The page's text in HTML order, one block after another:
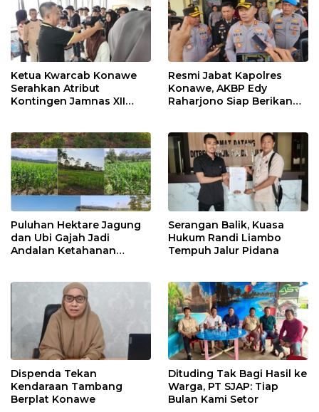
Ketua Kwarcab Konawe
Serahkan Atribut
Kontingen Jamnas XII
Resmi Jabat Kapolres
Konawe, AKBP Edy
Raharjono Siap Berikan
Puluhan Hektare Jagung
dan Ubi Gajah Jadi
Andalan Ketahanan
Serangan Balik, Kuasa
Hukum Randi Liambo
Tempuh Jalur Pidana
Dispenda Tekan
Kendaraan Tambang
Berplat Konawe
Dituding Tak Bagi Hasil ke
Warga, PT SJAP: Tiap
Bulan Kami Setor